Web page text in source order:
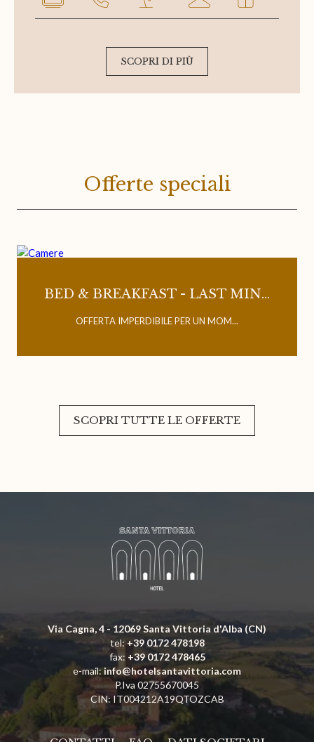
SCOPRI DI PIÙ
Offerte speciali
BED & BREAKFAST - LAST MIN...
OFFERTA IMPERDIBILE PER UN MOM...
SCOPRI TUTTE LE OFFERTE
Via Cagna, 4 - 12069 Santa Vittoria d'Alba (CN)
tel: +39 0172 478198
fax: +39 0172 478465
e-mail:info@hotelsantavittoria.com
P.Iva 02755670045
CIN: IT004212A19QTOZCAB